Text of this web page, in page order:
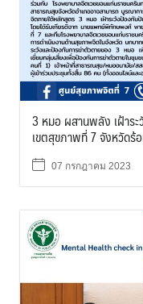
3 หมอ ผสานพลัง เฝ้าร
เขตสุขภาพที่ 7 จังหวัดร้
07 กรกฎาคม 2023